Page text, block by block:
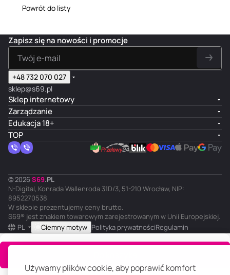
Używamy plików cookie, aby poprawić komfort
Powrót do listy
Zapisz się na nowości i promocje
+48 732 070 027
sklep@s69.pl
Sklep internetowy
Zarządzanie
Edukacja 18+
TOP
© 2026 S69.PL
N-Digital, Konrada Wallenroda 31D/3, 51-210 Wrocław, NIP:
8952270538
W sklepie prezentujemy ceny brutto.
S69® jest znakiem towarowym zarejestrowanym w Unii Europejskiej.
PL
Ciemny motyw Polityka prywatnościRegulamin